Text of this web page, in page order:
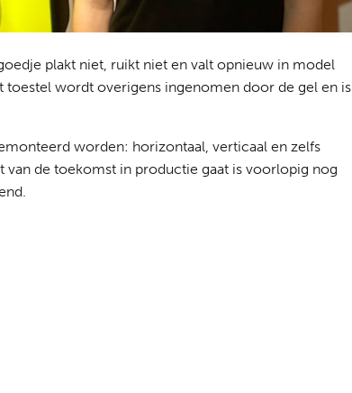
plakt niet, ruikt niet en valt opnieuw in model
toestel wordt overigens ingenomen door de gel en is
worden: horizontaal, verticaal en zelfs
van de toekomst in productie gaat is voorlopig nog